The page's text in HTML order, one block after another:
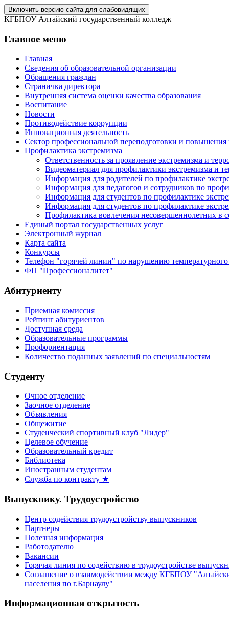
Включить версию сайта для слабовидящих
КГБПОУ Алтайский государственный колледж
Главное меню
Главная
Сведения об образовательной организации
Обращения граждан
Страничка директора
Внутренняя система оценки качества образования
Воспитание
Новости
Противодействие коррупции
Инновационная деятельность
Сектор профессиональной переподготовки и
Профилактика экстремизма
Ответственность за проявление экстремизма и
Видеоматериал для профилактики экстремизма и
Информация для родителей по профилактике
Информация для педагогов и сотрудников по
Информация для студентов по профилактике
Информация для студентов по профилактике
Профилактика вовлечения несовершеннолетних в
Единый портал государственных услуг
Электронный журнал
Карта сайта
Конкурсы
Телефон "горячей линии" по нарушению
ФП "Профессионалитет"
Абитуриенту
Приемная комиссия
Рейтинг абитуриентов
Доступная среда
Образовательные программы
Профориентация
Количество поданных заявлений по специальностям
Студенту
Очное отделение
Заочное отделение
Объявления
Общежитие
Студенческий спортивный клуб "Лидер"
Целевое обучение
Образовательный кредит
Библиотека
Иностранным студентам
Служба по контракту ★
Выпускнику. Трудоустройство
Центр содействия трудоустройству выпускников
Партнеры
Полезная информация
Работодателю
Вакансии
Горячая линия по содействию в трудоустройстве
Соглашение о взаимодействии между КГБПОУ
населения по г.Барнаулу"
Информационная открытость